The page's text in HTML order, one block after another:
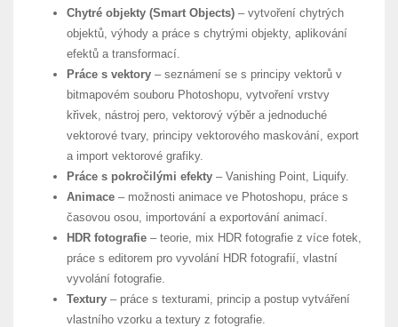
Chytré objekty (Smart Objects) – vytvoření chytrých
objektů, výhody a práce s chytrými objekty, aplikování
efektů a transformací.
Práce s vektory – seznámení se s principy vektorů v
bitmapovém souboru Photoshopu, vytvoření vrstvy
křivek, nástroj pero, vektorový výběr a jednoduché
vektorové tvary, principy vektorového maskování, export
a import vektorové grafiky.
Práce s pokročilými efekty – Vanishing Point, Liquify.
Animace – možnosti animace ve Photoshopu, práce s
časovou osou, importování a exportování animací.
HDR fotografie – teorie, mix HDR fotografie z více fotek,
práce s editorem pro vyvolání HDR fotografií, vlastní
vyvolání fotografie.
Textury – práce s texturami, princip a postup vytváření
vlastního vzorku a textury z fotografie.